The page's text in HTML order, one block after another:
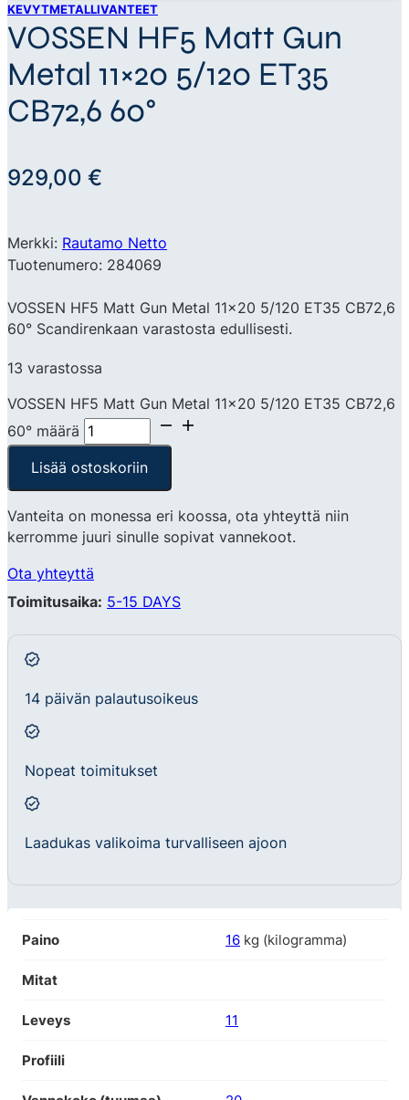
KEVYTMETALLIVANTEET
VOSSEN HF5 Matt Gun
Metal 11×20 5/120 ET35
CB72,6 60°
929,00 €
Merkki: Rautamo Netto
Tuotenumero: 284069
VOSSEN HF5 Matt Gun Metal 11×20 5/120 ET35 CB72,6
60° Scandirenkaan varastosta edullisesti.
13 varastossa
VOSSEN HF5 Matt Gun Metal 11x20 5/120 ET35 CB72,6
60° määrä
Lisää ostoskoriin
Vanteita on monessa eri koossa, ota yhteyttä niin
kerromme juuri sinulle sopivat vannekoot.
Ota yhteyttä
Toimitusaika: 5-15 DAYS
14 päivän palautusoikeus
Nopeat toimitukset
Laadukas valikoima turvalliseen ajoon
Paino 16 kg (kilogramma)
Mitat
Leveys 11
Profiili